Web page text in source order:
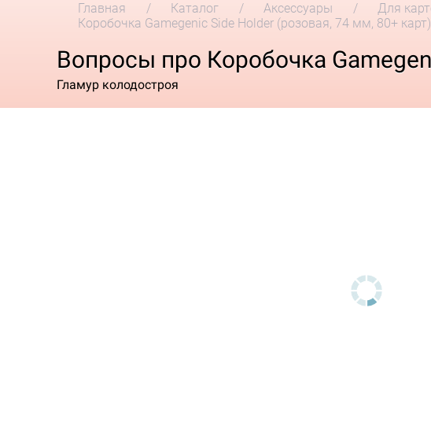
Главная Каталог Аксессуары Для
Коробочка Gamegenic Side Holder (розовая, 74 мм, 80+ карт)
Вопросы про Коробочка
Гламур колодостроя